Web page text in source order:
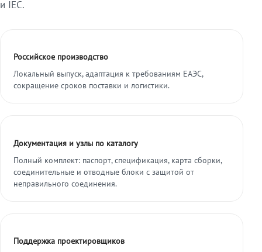
и IEC.
Российское производство
Локальный выпуск, адаптация к требованиям ЕАЭС,
сокращение сроков поставки и логистики.
Документация и узлы по каталогу
Полный комплект: паспорт, спецификация, карта сборки,
соединительные и отводные блоки с защитой от
неправильного соединения.
Поддержка проектировщиков